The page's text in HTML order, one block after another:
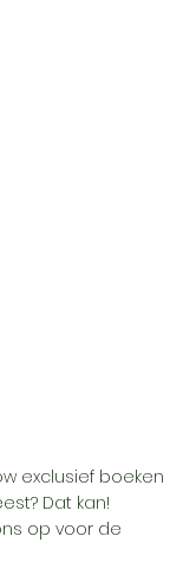
exclusief boeken
Dat kan!
op voor de